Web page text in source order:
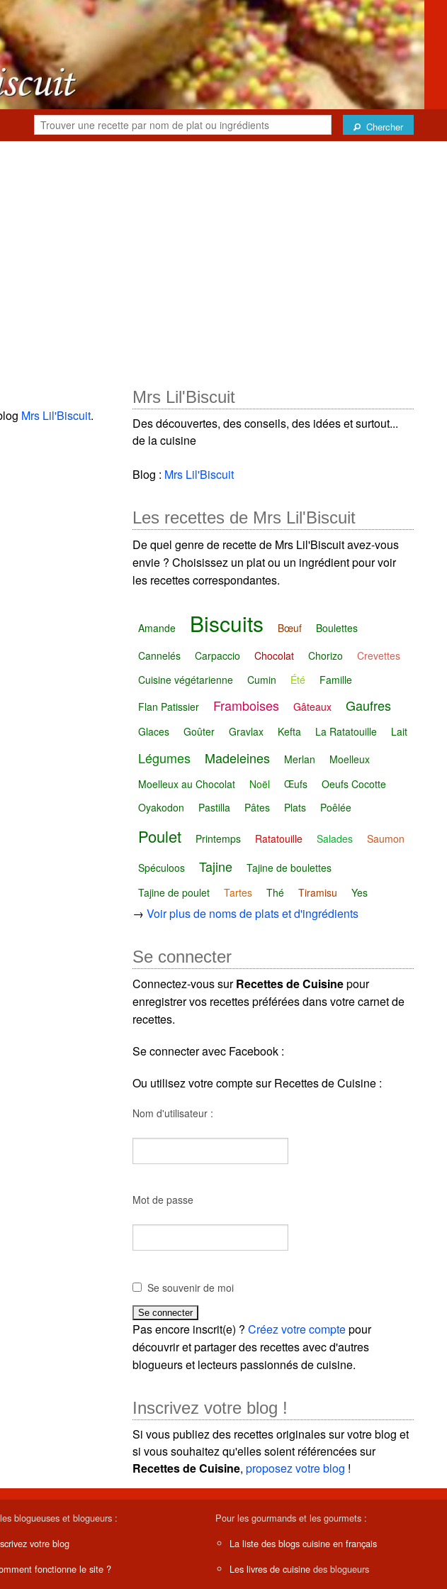
Chercher
Mrs Lil'Biscuit.
Mrs Lil'Biscuit
Des découvertes, des conseils, des idées et surtout...
de la cuisine
Blog : Mrs Lil'Biscuit
Les recettes de Mrs Lil'Biscuit
De quel genre de recette de Mrs Lil'Biscuit avez-vous
envie ? Choisissez un plat ou un ingrédient pour voir
les recettes correspondantes.
Amande Biscuits Bœuf
Boulettes
Cannelés
Carpaccio Chocolat Chorizo
Crevettes
Cuisine végétarienne
Cumin Été
Famille
Flan Patissier
Framboises Gâteaux Gaufres
Glaces Goûter Gravlax Kefta La Ratatouille Lait
Légumes Madeleines Merlan
Moelleux
Moelleux au Chocolat
Noël Œufs
Oeufs Cocotte
Oyakodon
Pastilla Pâtes Plats Poêlée
Poulet Printemps Ratatouille Salades Saumon
Spéculoos Tajine
Tajine de boulettes
Tajine de poulet
Tartes Thé Tiramisu Yes
→Voir plus de noms de plats et d'ingrédients
Se connecter
Connectez-vous surRecettes de Cuisinepour
enregistrer vos recettes préférées dans votre carnet de
recettes.
Se connecter avec Facebook :
Ou utilisez votre compte sur Recettes de Cuisine :
Nom d'utilisateur :
Mot de passe
Se souvenir de moi
Pas encore inscrit(e) ?Créez votre comptepour
découvrir et partager des recettes avec d'autres
blogueurs et lecteurs passionnés de cuisine.
Inscrivez votre blog !
Si vous publiez des recettes originales sur votre blog et
si vous souhaitez qu'elles soient référencées sur
Recettes de Cuisine,proposez votre blog !
blogueuses et blogueurs :
votre blog
fonctionne le site ?
Pour les gourmands et les gourmets :
La liste des blogs cuisine en français
Les livres de cuisine des blogueurs